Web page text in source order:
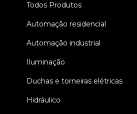
Todos Produtos
Automação residencial
Automação industrial
Iluminação
Duchas e torneiras elétricas
Hidráulico